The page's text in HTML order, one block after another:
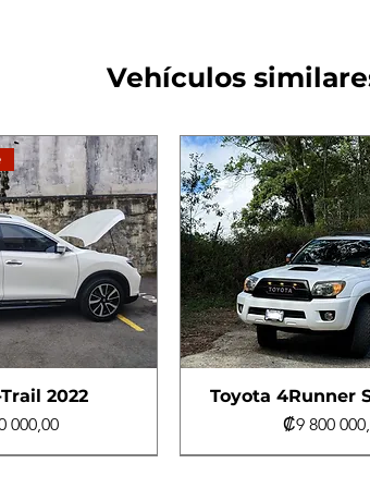
Vehículos
2022
000,00
Toyota 4Runner
Precio
₡9 800